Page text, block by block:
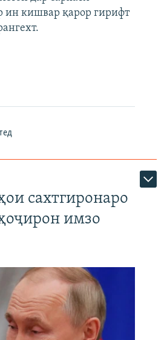
1080p
ин кишвар қарор гирифт
сахтгиронаро
имзо